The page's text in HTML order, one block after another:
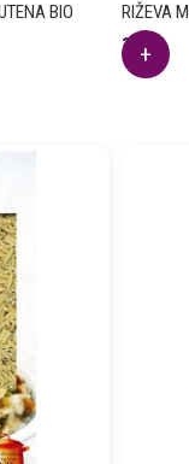
BIO
RIŽEVA
3.73
€